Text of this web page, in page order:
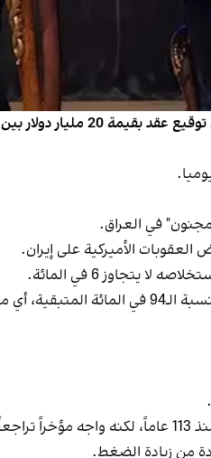
أوكلت إيران تطوير 6 من حقولها النفطية إلى شركات محلية، وأبرمت
في العراق.
6 في المائة.